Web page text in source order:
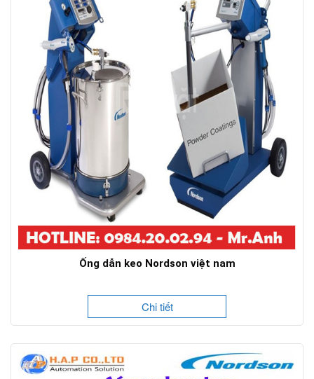
Ống dẫn keo Nordson việt nam
Chi tiết